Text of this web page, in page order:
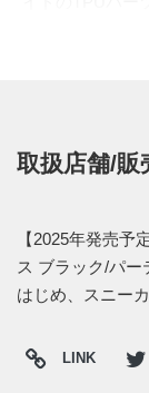
ードが走り有機
引き締めるガム
た。
海外では2025年
やFacebook な
取扱店舗/販
【2025年発売
ス ブラック/パ
はじめ、スニー
LINK